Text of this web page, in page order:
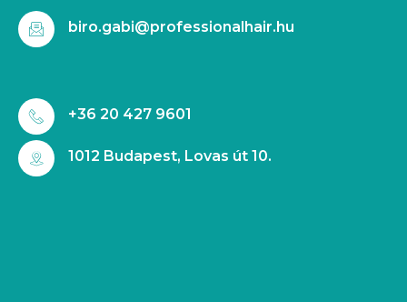
biro.gabi@professionalhair.hu
+36 20 427 9601
1012 Budapest, Lovas út 10.